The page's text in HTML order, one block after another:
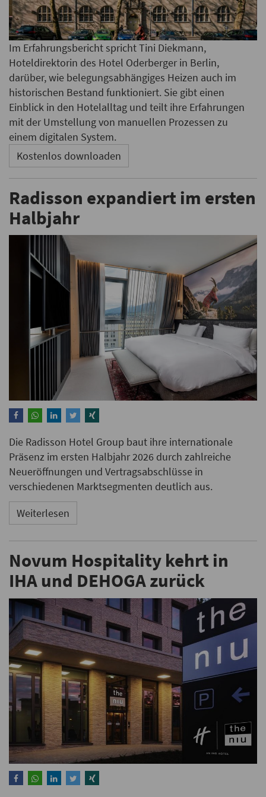
Im Erfahrungsbericht spricht Tini Diekmann,
Hoteldirektorin des Hotel Oderberger in Berlin,
darüber, wie belegungsabhängiges Heizen auch im
historischen Bestand funktioniert. Sie gibt einen
Einblick in den Hotelalltag und teilt ihre Erfahrungen
mit der Umstellung von manuellen Prozessen zu
einem digitalen System.
Kostenlos downloaden
Radisson expandiert im ersten
Halbjahr
Die Radisson Hotel Group baut ihre internationale
Präsenz im ersten Halbjahr 2026 durch zahlreiche
Neueröffnungen und Vertragsabschlüsse in
verschiedenen Marktsegmenten deutlich aus.
Weiterlesen
Novum Hospitality kehrt in
IHA und DEHOGA zurück